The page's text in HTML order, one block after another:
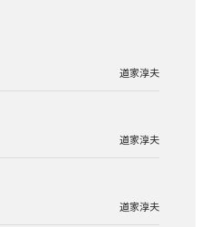
道家淳夫
道家淳夫
道家淳夫